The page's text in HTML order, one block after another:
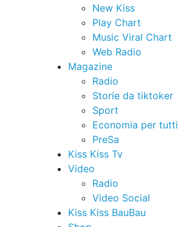
New Kiss
Play Chart
Music Viral Chart
Web Radio
Magazine
Radio
Storie da tiktoker
Sport
Economia per tutti
PreSa
Kiss Kiss Tv
Video
Radio
Video Social
Kiss Kiss BauBau